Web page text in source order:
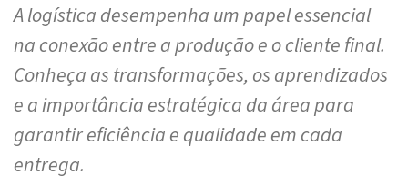
A logística desempenha um papel essencial
na conexão entre a produção e o cliente final.
Conheça as transformações, os aprendizados
e a importância estratégica da área para
garantir eficiência e qualidade em cada
entrega.